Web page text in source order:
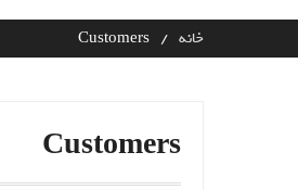
خانه Customers
Customers